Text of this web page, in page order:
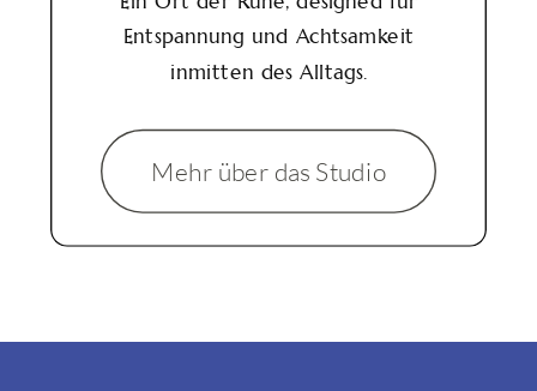
Entspannung und Achtsamkeit
inmitten des Alltags.
Mehr über das Studio